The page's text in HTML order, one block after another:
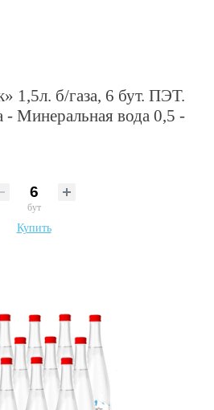
1,5л. б/газа, 6 бут. ПЭТ.
- Минеральная вода 0,5 -
бут
Купить